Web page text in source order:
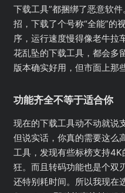
下载工具”都捆绑了恶意软
招，下载了个号称“全能”的
序，运行速度慢得像老牛拉
花乱坠的下载工具，都会多
版本确实好用，但市面上那
功能齐全不等于适合你
现在的下载工具动不动就说
但说实话，你真的需要这么
工具，发现有些标榜支持
狂。而且转码功能也是个双
还特别耗时间。所以我现在